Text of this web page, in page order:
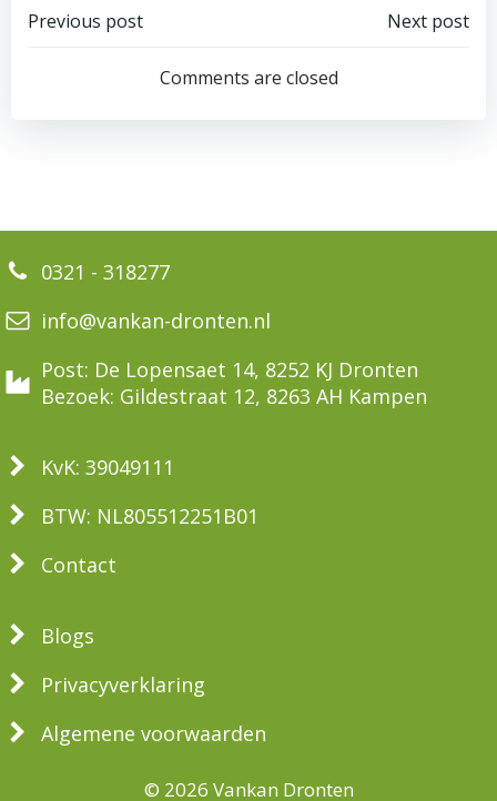
Bericht
navigatie
Previous post
Bericht
navigatie
Next post
Comments are closed
0321 - 318277
info@vankan-dronten.nl
Post: De Lopensaet 14, 8252 KJ Dronten
Bezoek: Gildestraat 12, 8263 AH Kampen
KvK: 39049111
BTW: NL805512251B01
Contact
Blogs
Privacyverklaring
Algemene voorwaarden
© 2026 Vankan Dronten